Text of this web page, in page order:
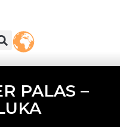
PALAS –